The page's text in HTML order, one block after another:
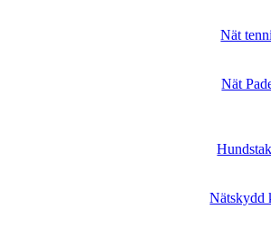
Nät
Nät
Nätskydd